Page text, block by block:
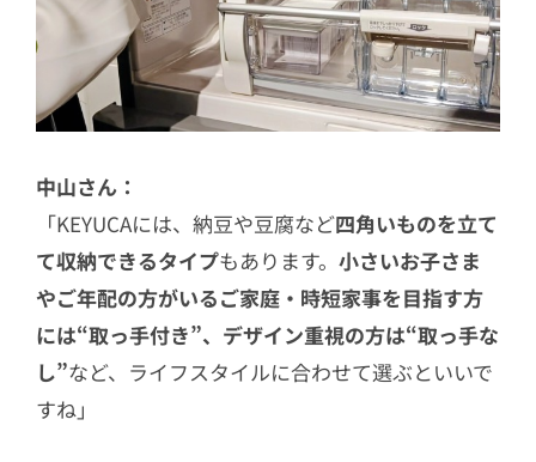
中山さん：
「KEYUCAには、納豆や豆腐など四角いものを立て
て収納できるタイプもあります。 小さいお子さま
やご年配の方がいるご家庭・時短家事を目指す方
には“取っ手付き”、デザイン重視の方は“取っ手な
し”など、ライフスタイルに合わせて選ぶといいで
すね」